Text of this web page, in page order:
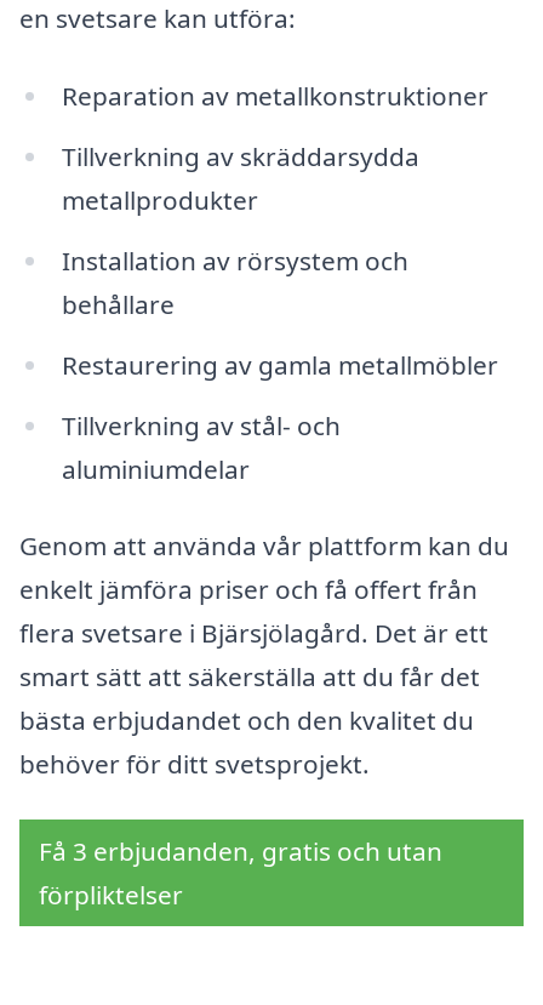
en svetsare kan utföra:
Reparation av metallkonstruktioner
Tillverkning av skräddarsydda
metallprodukter
Installation av rörsystem och
behållare
Restaurering av gamla metallmöbler
Tillverkning av stål- och
aluminiumdelar
Genom att använda vår plattform kan du
enkelt jämföra priser och få offert från
flera svetsare i Bjärsjölagård. Det är ett
smart sätt att säkerställa att du får det
bästa erbjudandet och den kvalitet du
behöver för ditt svetsprojekt.
Få 3 erbjudanden, gratis och utan
förpliktelser